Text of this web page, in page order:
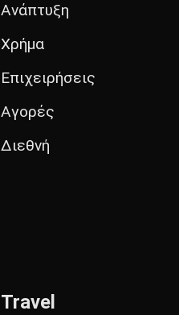
Ανάπτυξη
Χρήμα
Επιχειρήσεις
Αγορές
Διεθνή
Travel